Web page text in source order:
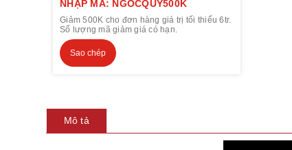
NHẬP MÃ: NGOCQUY500K
Giảm 500K cho đơn hàng giá trị tối thiểu 6tr.
Số lượng mã giảm giá có hạn.
Sao chép
Mô tả